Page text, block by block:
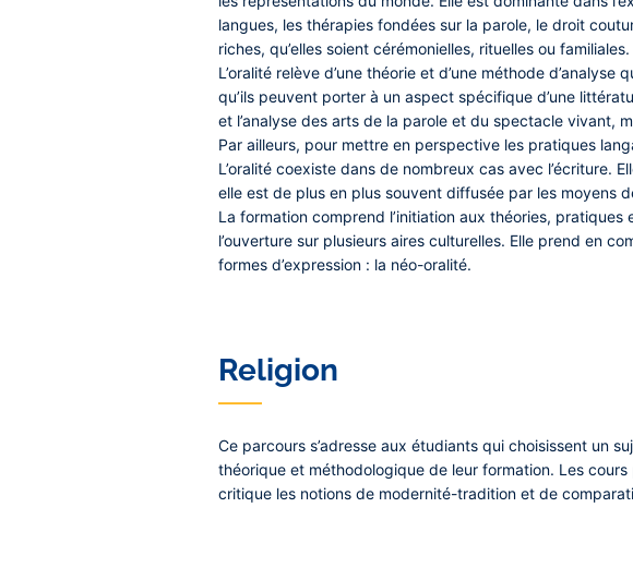
langues, les thérapies fondées sur la parole, le droit
riches, qu’elles soient cérémonielles, rituelles ou familiales.
L’oralité relève d’une théorie et d’une méthode
qu’ils peuvent porter à un aspect spécifique d’une
et l’analyse des arts de la parole et du spectacle vivant,
Par ailleurs, pour mettre en perspective les pratiques
L’oralité coexiste dans de nombreux cas avec l’écriture.
elle est de plus en plus souvent diffusée par les moyens
La formation comprend l’initiation aux théories,
l’ouverture sur plusieurs aires culturelles. Elle prend en
formes d’expression : la néo-oralité.
Religion
Ce parcours s’adresse aux étudiants qui choisissent un
théorique et méthodologique de leur formation. Les
critique les notions de modernité-tradition et de